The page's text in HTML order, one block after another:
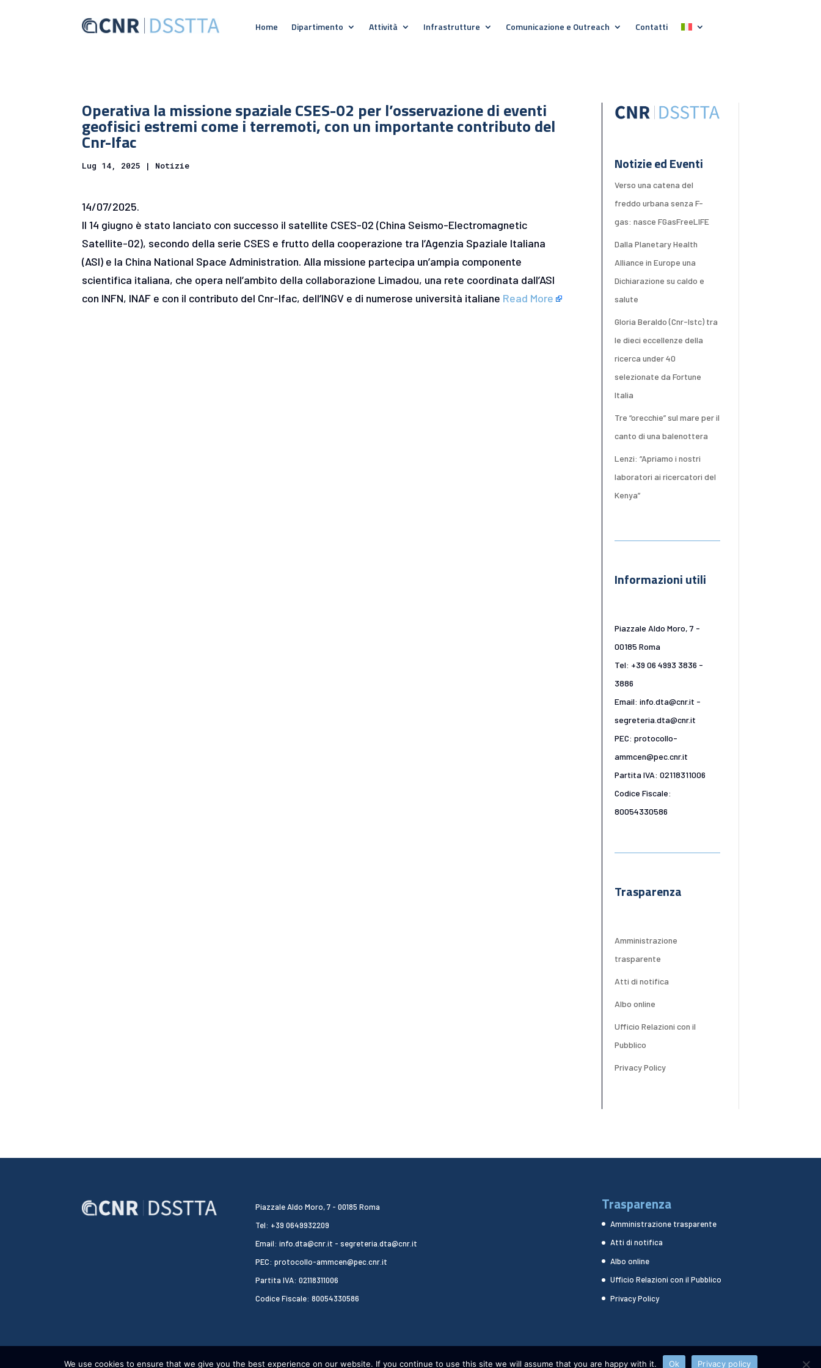
Home Dipartimento Attività Infrastrutture Comunicazione e Outreach Contatti
Operativa la missione spaziale CSES-02 per l’osservazione di eventi
geofisici estremi come i terremoti, con un importante contributo del
Cnr-Ifac
Lug 14, 2025 | Notizie
14/07/2025.
Il 14 giugno è stato lanciato con successo il satellite CSES-02 (China Seismo-Electromagnetic
Satellite-02), secondo della serie CSES e frutto della cooperazione tra l’Agenzia Spaziale Italiana
(ASI) e la China National Space Administration. Alla missione partecipa un’ampia componente
scientifica italiana, che opera nell’ambito della collaborazione Limadou, una rete coordinata dall’ASI
con INFN, INAF e con il contributo del Cnr-Ifac, dell’INGV e di numerose università italiane Read More
Notizie ed Eventi
Verso una catena del
freddo urbana senza F-
gas: nasce FGasFreeLIFE
Dalla Planetary Health
Alliance in Europe una
Dichiarazione su caldo e
salute
Gloria Beraldo (Cnr-Istc) tra
le dieci eccellenze della
ricerca under 40
selezionate da Fortune
Italia
Tre “orecchie” sul mare per il
canto di una balenottera
Lenzi: “Apriamo i nostri
laboratori ai ricercatori del
Kenya”
Informazioni utili
Piazzale Aldo Moro, 7 -
00185 Roma
Tel: +39 06 4993 3836 -
3886
Email: info.dta@cnr.it -
segreteria.dta@cnr.it
PEC: protocollo-
ammcen@pec.cnr.it
Partita IVA: 02118311006
Codice Fiscale:
80054330586
Trasparenza
Amministrazione
trasparente
Atti di notifica
Albo online
Ufficio Relazioni con il
Pubblico
Privacy Policy
Piazzale Aldo Moro, 7 - 00185 Roma
Tel: +39 0649932209
Email: info.dta@cnr.it - segreteria.dta@cnr.it
PEC: protocollo-ammcen@pec.cnr.it
Partita IVA: 02118311006
Codice Fiscale: 80054330586
Trasparenza
Amministrazione trasparente
Atti di notifica
Albo online
Ufficio Relazioni con il Pubblico
Privacy Policy
CNR DSSTTA 2024 - WEBDESIGN:HEAP DESIGN
We use cookies to ensure that we give you the best experience on our website. If you continue to use this site we will assume that you are happy with it. Ok Privacy policy